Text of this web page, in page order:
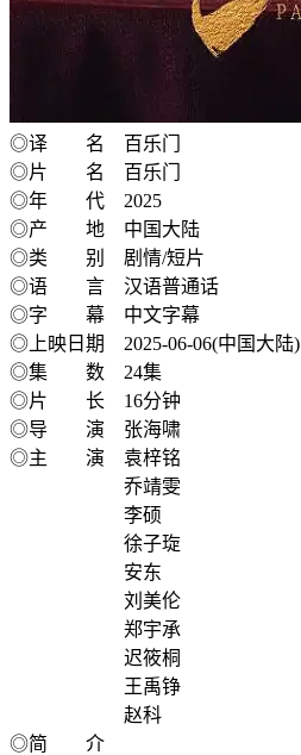
◎译 名 百乐门
◎片 名 百乐门
◎年 代 2025
◎产 地 中国大陆
◎类 别 剧情/短片
◎语 言 汉语普通话
◎字 幕 中文字幕
◎上映日期 2025-06-06(中国大陆)
◎集 数 24集
◎片 长 16分钟
◎导 演 张海啸
◎主 演 袁梓铭
乔靖雯
李硕
徐子琁
安东
刘美伦
郑宇承
迟筱桐
王禹铮
赵科
◎简 介